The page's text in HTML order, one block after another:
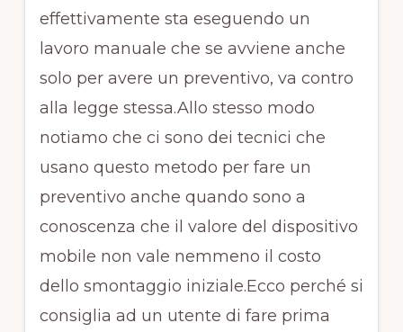
effettivamente sta eseguendo un
lavoro manuale che se avviene anche
solo per avere un preventivo, va contro
alla legge stessa.Allo stesso modo
notiamo che ci sono dei tecnici che
usano questo metodo per fare un
preventivo anche quando sono a
conoscenza che il valore del dispositivo
mobile non vale nemmeno il costo
dello smontaggio iniziale.Ecco perché si
consiglia ad un utente di fare prima